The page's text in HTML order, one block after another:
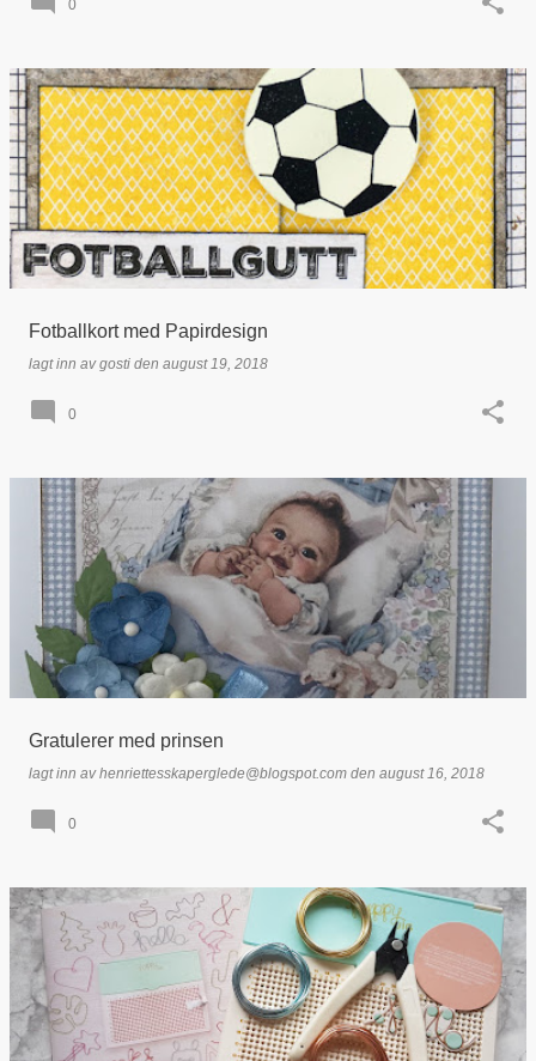
0
Fotballkort med Papirdesign
lagt inn avgosti den august 19, 2018
0
Gratulerer med prinsen
lagt inn avhenriettesskaperglede@blogspot.com den august 16, 2018
0